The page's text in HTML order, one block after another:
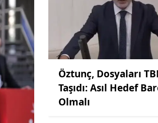
Öztunç, Dosyaları
Taşıdı: Asıl Hedef
Olmalı